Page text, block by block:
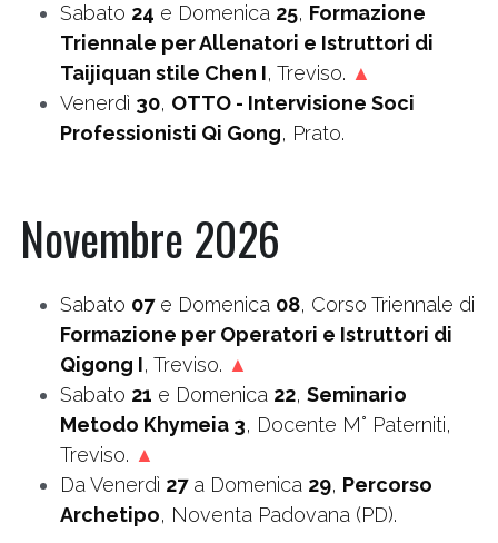
Sabato 24 e Domenica 25, Formazione
Triennale per Allenatori e Istruttori di
Taijiquan stile Chen I, Treviso. ▲
Venerdì 30, OTTO - Intervisione Soci
Professionisti Qi Gong, Prato.
Novembre 2026
Sabato 07 e Domenica 08
Formazione per Operatori e Istruttori di
Qigong I, Treviso. ▲
Sabato 21 e Domenica 22, Seminario
Metodo Khymeia 3, Docente M° Paterniti,
Treviso. ▲
Da Venerdì 27 a Domenica 29, Percorso
Archetipo, Noventa Padovana (PD).